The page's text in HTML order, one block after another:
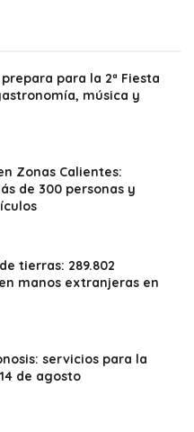
para la 2ª Fiesta
música y
Zonas Calientes:
de 300 personas y
tierras: 289.802
manos extranjeras en
servicios para la
de agosto